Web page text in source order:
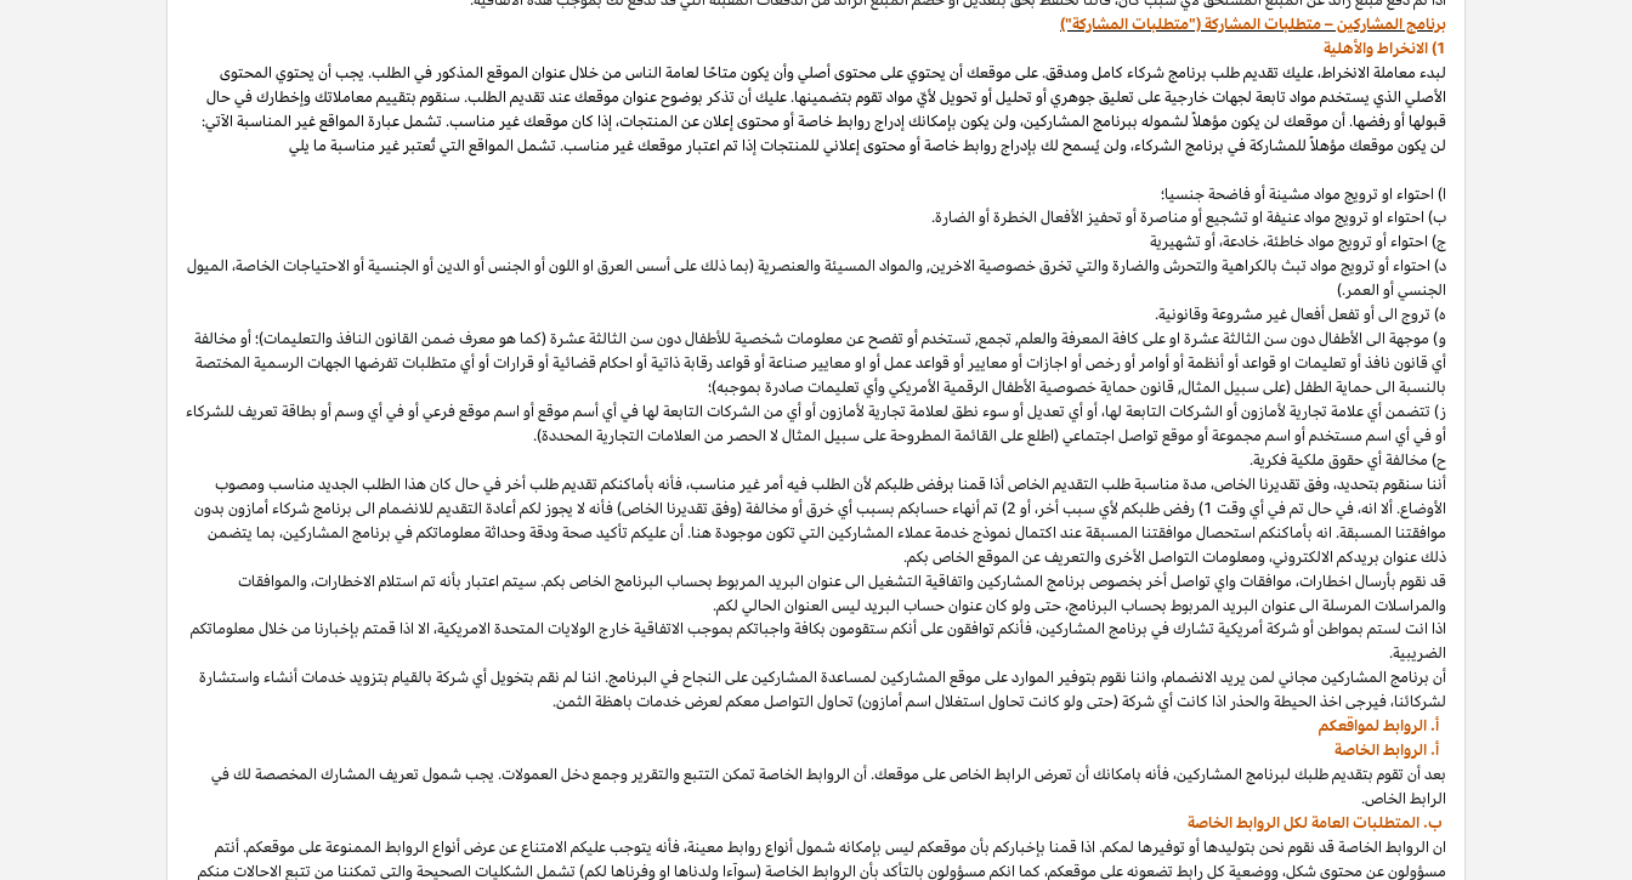
برنامج المشاركين – متطلبات المشاركة ("متطلبات المشاركة")
1) الانخراط والأهلية
لبدء معاملة الانخراط، عليك تقديم طلب برنامج شركاء كامل ومدقق. على موقعك أن يحتوي على محتوى أصلي وأن يكون متاحًا لعامة الناس من خلال عنوان الموقع المذكور في الطلب. يجب أن يحتوي المحتوى
الأصلي الذي يستخدم مواد تابعة لجهات خارجية على تعليق جوهري أو تحليل أو تحويل لأيّ مواد تقوم بتضمينها. عليك أن تذكر بوضوح عنوان موقعك عند تقديم الطلب. سنقوم بتقييم معاملاتك وإخطارك في حال
قبولها أو رفضها. أن موقعك لن يكون مؤهلاً لشموله ببرنامج المشاركين، ولن يكون بإمكانك إدراج روابط خاصة أو محتوى إعلان عن المنتجات، إذا كان موقعك غير مناسب. تشمل عبارة المواقع غير المناسبة الآتي:
لن يكون موقعك مؤهلاً للمشاركة في برنامج الشركاء، ولن يُسمح لك بإدراج روابط خاصة أو محتوى إعلاني للمنتجات إذا تم اعتبار موقعك غير مناسب. تشمل المواقع التي تُعتبر غير مناسبة ما يلي
ا) احتواء او ترويج مواد مشينة أو فاضحة جنسيا؛
ب) احتواء او ترويج موادعنيفة او تشجيع أو مناصرة أو تحفيز الأفعال الخطرة أو الضارة.
ج) احتواء أو ترويج موادخاطئة،خادعة،أو تشهيرية
د) احتواء أو ترويج مواد تبث بالكراهية والتحرش والضارة والتي تخرق خصوصية الاخرين,والمواد المسيئة والعنصرية (بما ذلك على أسس العرق او اللون أو الجنس أو الدين أو الجنسية أو الاحتياجات الخاصة، الميول
الجنسي أو العمر.)
ه) تروج الى أو تفعل أفعال غير مشروعة وقانونية.
و) موجهة الى الأطفال دون سن الثالثة عشرة او على كافة المعرفة والعلم, تجمع, تستخدم أو تفصح عن معلومات شخصية للأطفال دون سن الثالثة عشرة (كما هو معرف ضمن القانون النافذ والتعليمات)؛ أو مخالفة
أي قانون نافذ أو تعليمات او قواعد أو أنظمة أو أوامر أو رخص أو اجازات أو معايير أو قواعد عمل أو او معايير صناعة أو قواعد رقابة ذاتية أو احكام قضائية أو قرارات أو أي متطلبات تفرضها الجهات الرسمية المختصة
بالنسبة الى حماية الطفل (على سبيل المثال, قانون حماية خصوصية الأطفال الرقمية الأمريكي وأي تعليمات صادرة بموجبه)؛
ز) تتضمن أي علامة تجارية لأمازون أو الشركات التابعة لها،أو أي تعديل أو سوء نطق لعلامة تجارية لأمازون أو أي من الشركات التابعة لها في أي أسم موقع أو اسم موقع فرعي أو في أي وسم أو بطاقة تعريف للشركاء
أو في أي اسم مستخدم أو اسم مجموعة أو موقع تواصل اجتماعي (اطلع على القائمة المطروحة على سبيل المثال لا الحصر من العلامات التجارية المحددة).
ح) مخالفة أي حقوق ملكية فكرية.
أننا سنقوم بتحديد،وفق تقديرنا الخاص، مدة مناسبة طلب التقديم الخاص أذا قمنا برفض طلبكم لأن الطلب فيه أمر غير مناسب،فأنه بأماكنكم تقديم طلب أخر في حال كان هذا الطلب الجديد مناسب ومصوب
الأوضاع. ألا انه،في حال تم في أي وقت 1) رفض طلبكم لأي سبب أخر،أو 2) تم أنهاء حسابكم بسبب أي خرق أو مخالفة (وفق تقديرنا الخاص)فأنه لا يجوز لكم أعادة التقديم للانضمام الى برنامج شركاء أمازون بدون
موافقتنا المسبقة. انه بأماكنكم استحصال موافقتنا المسبقة عند اكتمال نموذج خدمة عملاء المشاركين التي تكون موجودة هنا. أن عليكم تأكيد صحة ودقة وحداثة معلوماتكم في برنامج المشاركين، بما يتضمن
ذلك عنوان بريدكم الالكتروني،ومعلومات التواصل الأخرى والتعريف عن الموقع الخاص بكم.
قد نقوم بأرسال اخطارات، موافقات واي تواصل أخر بخصوص برنامج المشاركين واتفاقية التشغيل الى عنوان البريد المربوط بحساب البرنامج الخاص بكم. سيتم اعتبار بأنه تم استلام الاخطارات،والموافقات
والمراسلات المرسلة الى عنوان البريد المربوط بحساب البرنامج،حتى ولو كان عنوان حساب البريد ليس العنوان الحالي لكم.
اذا انت لستم بمواطن أو شركة أمريكية تشارك في برنامج المشاركين،فأنكم توافقون على أنكم ستقومون بكافة واجباتكم بموجب الاتفاقيةخارج الولايات المتحدة الامريكية، الا اذا قمتم بإخبارنا من خلال معلوماتكم
الضريبية.
أن برنامج المشاركين مجاني لمن يريد الانضمام،واننا نقوم بتوفير الموارد على موقع المشاركين لمساعدة المشاركين على النجاح في البرنامج. اننا لم نقم بتخويل أي شركة بالقيام بتزويد خدمات أنشاء واستشارة
لشركائنا،فيرجى اخذ الحيطة والحذر اذا كانت أي شركة (حتى ولو كانت تحاول استغلال اسم أمازون) تحاول التواصل معكم لعرض خدمات باهظة الثمن.
أ. الروابط لمواقعكم
أ. الروابط الخاصة
بعد أن تقوم بتقديم طلبك لبرنامج المشاركين،فأنه بامكانكأن تعرض الرابط الخاص على موقعك. أن الروابط الخاصة تمكن التتبع والتقرير وجمع دخل العمولات. يجب شمول تعريف المشارك المخصصة لك في
الرابط الخاص.
ب. المتطلبات العامة لكل الروابط الخاصة
ان الروابط الخاصة قد نقوم نحن بتوليدها أو توفيرها لمكم. اذا قمنا بإخباركم بأن موقعكم ليس بإمكانه شمول أنواع روابط معينة،فأنه يتوجب عليكم الامتناع عن عرض أنواع الروابط الممنوعة على موقعكم. أنتم
مسؤولون عن محتوىشكل،ووضعية كل رابط تضعونه على موقعكم، كما انكم مسؤولون بالتأكد بأن الروابط الخاصة (سوآءا ولدناها او وفرناها لكم) تشمل الشكليات الصحيحة والتي تمكننا من تتبع الاحالات منكم